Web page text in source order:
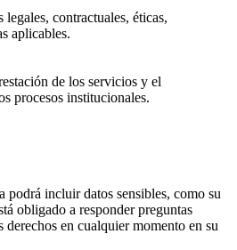
contractuales, éticas,
aplicables.
de los servicios y el
procesos institucionales.
podrá incluir datos sensibles, como su
obligado a responder preguntas
derechos en cualquier momento en su